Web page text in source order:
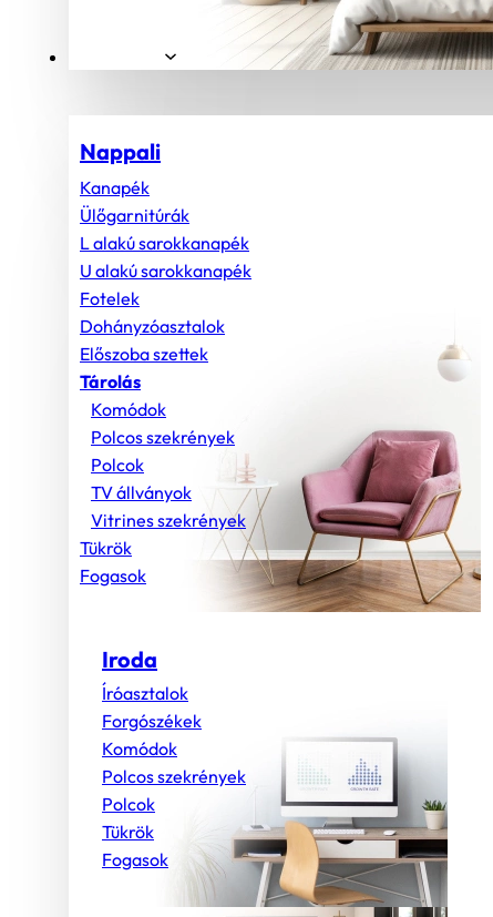
Nappali
Kanapék
Ülőgarnitúrák
L alakú sarokkanapék
U alakú sarokkanapék
Fotelek
Dohányzóasztalok
Előszoba szettek
Tárolás
Komódok
Polcos szekrények
Polcok
TV állványok
Vitrines szekrények
Tükrök
Fogasok
Iroda
Íróasztalok
Forgószékek
Komódok
Polcos szekrények
Polcok
Tükrök
Fogasok